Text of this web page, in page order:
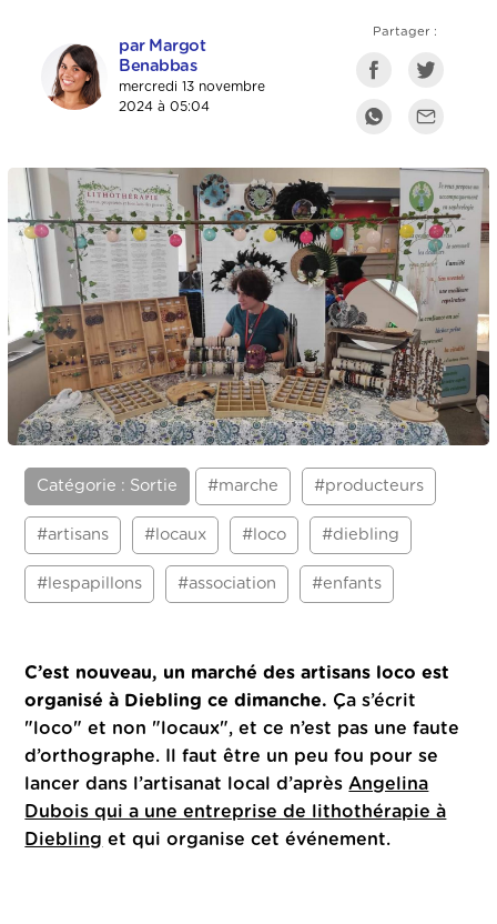
par Margot
Benabbas
mercredi 13 novembre
2024 à 05:04
Partager :
Catégorie : Sortie #marche #producteurs
#artisans #locaux #loco #diebling
#lespapillons #association #enfants
C’est nouveau, un marché des artisans loco est
organisé à Diebling ce dimanche. Ça s’écrit
"loco" et non "locaux", et ce n’est pas une faute
d’orthographe. Il faut être un peu fou pour se
lancer dans l’artisanat local d’aprèsAngelina
Dubois qui a une entreprise de lithothérapie à
Diebling et qui organise cet événement.